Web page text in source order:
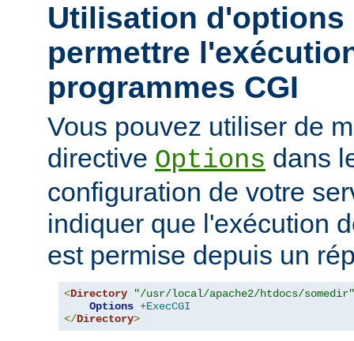
Utilisation
permettre
programmes CGI
Vous pouvez utiliser de
directive Options dans
configuration de votre
indiquer que l'exécution
est permise depuis un
<Directory
"/usr/local/apache2/htdocs/somedir"
Options +ExecCGI
</Directory>